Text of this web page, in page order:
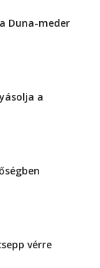
Duna-meder
a
vérre